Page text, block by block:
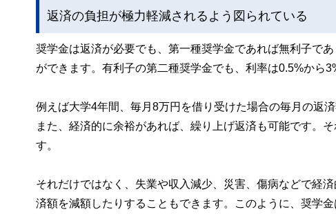
返済の負担が極力軽減されるよう図られている
奨学金は返済が必要でも、第一種奨学金であれば無利子で
ができます。有利子の第二種奨学金でも、利率は0.5%から
例えば大学4年間、毎月8万円を借り受けた場合の毎月の返
また、経済的に余裕があれば、繰り上げ返済も可能です。
す。
それだけではなく、失業や収入減少、災害、傷病などで経
済額を減額したりすることもできます。このように、奨学